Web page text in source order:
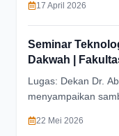
17 April 2026
Seminar
Dakwah |
Teknologi
Lugas: Dekan Dr.
menyampaikan
22 Mei 2026